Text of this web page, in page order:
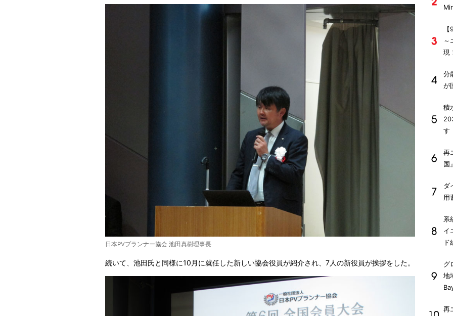
日本PVプランナー協会 池田真樹理事長
続いて、池田氏と同様に10月に就任した新しい協会役員が紹介され、7人の新役員が挨拶をした。
～
現
分
が
積
す
再
国
ダ
用
系
イ
ド
グ
地
再